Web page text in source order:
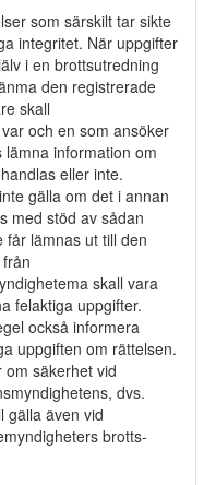
som särskilt tar sikte
integritet. När uppgifter
i en brottsutredning
den registrerade
skall
och en som ansöker
information om
eller inte.
gälla om det i annan
med stöd av sådan
lämnas ut till den
skall vara
felaktiga uppgifter.
också informera
uppgiften om rättelsen.
om säkerhet vid
dvs.
gälla även vid
brotts-